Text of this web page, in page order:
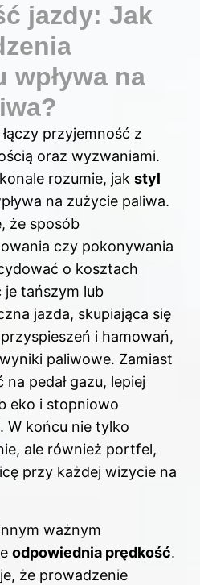
jazdy: Jak
wpływa na
przyjemność z
oraz wyzwaniami.
rozumie, jak styl
na zużycie paliwa.
że sposób
czy pokonywania
o kosztach
tańszym lub
jazda, skupiająca się
i hamowań,
paliwowe. Zamiast
pedał gazu, lepiej
eko i stopniowo
W końcu nie tylko
ale również portfel,
przy każdej wizycie na
ważnym
odpowiednia prędkość.
że prowadzenie